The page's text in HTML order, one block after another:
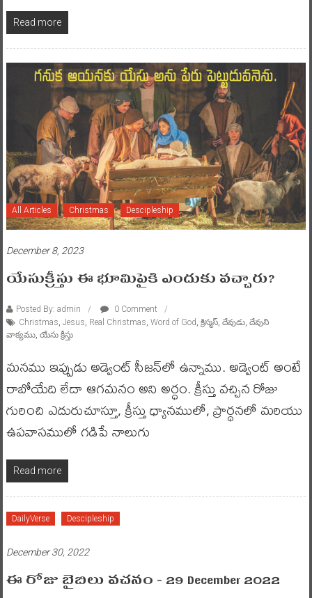
Read more
All Articles Christmas Descipleship
December 8, 2023
యేసుక్రీస్తు ఈ భూమిపైకి ఎందుకు వచ్చారు?
Posted By: admin
0 Comment
Christmas, Jesus, Real Christmas, Word of God, క్రిస్మస్, దేవుడు, దేవుని
వాక్యము, యేసు క్రీస్తు
మనము ఇప్పుడు అడ్వెంట్ సీజన్‌లో ఉన్నాము. అడ్వెంట్ అంటే
రాబోయేది లేదా ఆగమనం అని అర్ధం. క్రీస్తు వచ్చిన రోజు
గురించి ఎదురుచూస్తూ, క్రీస్తు ధ్యానములో, ప్రార్థనలో మరియు
ఉపవాసములో గడిపే నాలుగు
Read more
DailyVerse Descipleship
December 30, 2022
ఈ రోజు బైబిలు వచనం – 29 December 2022